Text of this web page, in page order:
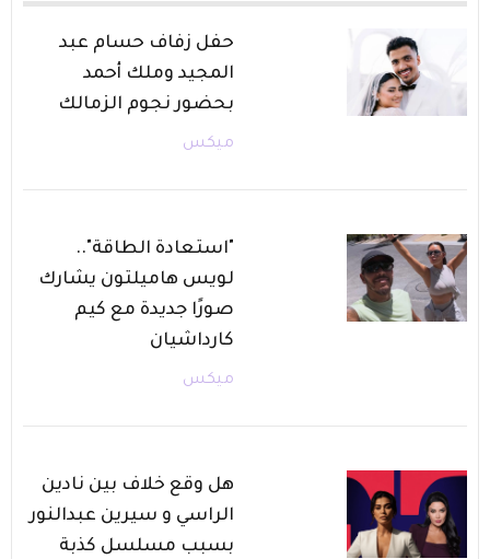
حفل زفاف حسام عبد
المجيد وملك أحمد
بحضور نجوم الزمالك
ميكس
"استعادة الطاقة"..
لويس هاميلتون يشارك
صورًا جديدة مع كيم
كارداشيان
ميكس
هل وقع خلاف بين نادين
الراسي و سيرين عبدالنور
بسبب مسلسل كذبة